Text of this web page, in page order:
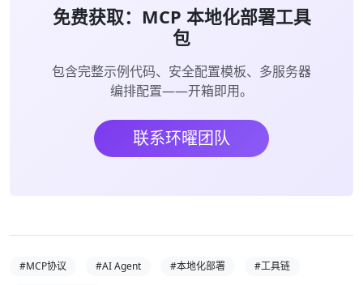
免费获取：MCP 本地化部署工具
包
包含完整示例代码、安全配置模板、多服务器
编排配置——开箱即用。
联系环曜团队
#MCP协议 #AI Agent #本地化部署
#工具链